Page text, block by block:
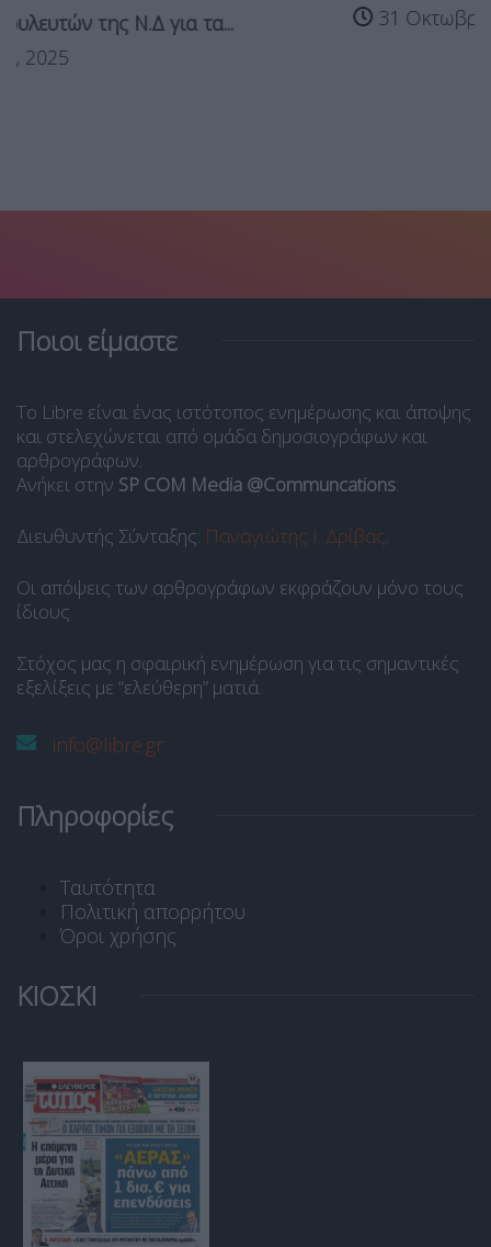
31 Οκτωβρίου, 2025
Ποιοι είμαστε
Το Libre είναι ένας ιστότοπος ενημέρωσης και άποψης
και στελεχώνεται από ομάδα δημοσιογράφων και
αρθρογράφων.
Ανήκει στην SP COM Media @Communcations
Διευθυντής Σύνταξης: Παναγιώτης Ι. Δρίβας
Οι απόψεις των αρθρογράφων εκφράζουν μόνο τους
ίδιους.
Στόχος μας η σφαιρική ενημέρωση για τις σημαντικές
εξελίξεις με “ελεύθερη” ματιά.
info@libre.gr
Πληροφορίες
Ταυτότητα
Πολιτική απορρήτου
Όροι χρήσης
ΚΙΟΣΚΙ